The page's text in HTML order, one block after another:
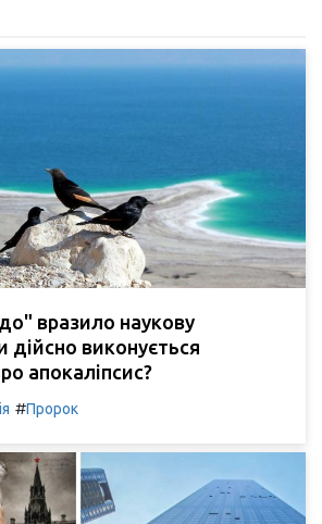
вразило наукову
дійсно виконується
апокаліпсис?
#Пророк